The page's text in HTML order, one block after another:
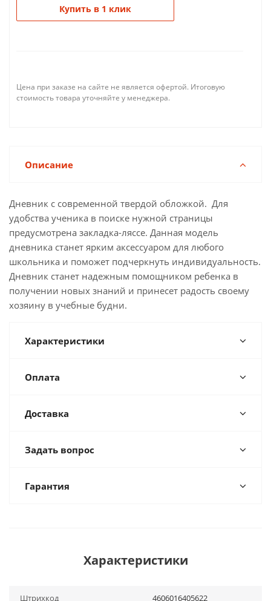
Купить в 1 клик
Цена при заказе на сайте не является офертой. Итоговую
стоимость товара уточняйте у менеджера.
Описание
Дневник с современной твердой обложкой. Для
удобства ученика в поиске нужной страницы
предусмотрена закладка-ляссе. Данная модель
дневника станет ярким аксессуаром для любого
школьника и поможет подчеркнуть индивидуальность.
Дневник станет надежным помощником ребенка в
получении новых знаний и принесет радость своему
хозяину в учебные будни.
Характеристики
Оплата
Доставка
Задать вопрос
Гарантия
Характеристики
Штрихкод 4606016405622